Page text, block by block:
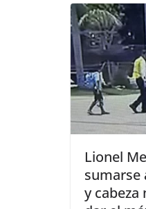
Lionel
sumarse
y cabeza